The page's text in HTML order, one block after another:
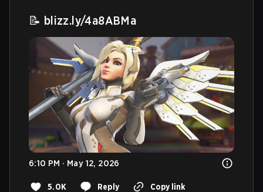
📝 blizz.ly/4a8ABMa
6:10 PM · May 12, 2026
5.0K Reply Copy link